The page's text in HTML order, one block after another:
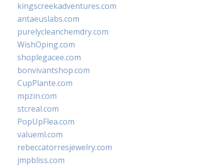
kingscreekadventures.com
antaeuslabs.com
purelycleanchemdry.com
WishOping.com
shoplegacee.com
bonvivantshop.com
CupPlante.com
mpzin.com
stcreal.com
PopUpFlea.com
valueml.com
rebeccatorresjewelry.com
jmpbliss.com